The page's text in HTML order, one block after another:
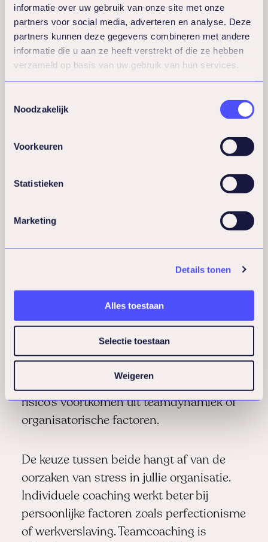
informatie over uw gebruik van onze site met onze
partners voor social media, adverteren en analyse. Deze
partners kunnen deze gegevens combineren met andere
informatie die u aan ze heeft verstrekt of die ze hebben
verzameld op basis van uw gebruik van hun services.
Noodzakelijk
Voorkeuren
Statistieken
Marketing
Details tonen
Alles toestaan
Selectie toestaan
Weigeren
Individuele coaching biedt persoonlijke
aandacht en maatwerk oplossingen die
sessies kun je openlijk praten over
privé omstandigheden die bijdragen aan
gepersonaliseerd plan ontwikkelen dat
behoeften.
stressfactoren en het creëren van een
leert samen technieken voor betere
samenwerking, duidelijkere communicatie
aanpak werkt goed wanneer burn-out
risico’s voortkomen uit teamdynamiek of
organisatorische factoren.
De keuze tussen beide hangt af van de
oorzaken van stress in jullie organisatie.
Individuele coaching werkt beter bij
persoonlijke factoren zoals perfectionisme
of werkverslaving. Teamcoaching is